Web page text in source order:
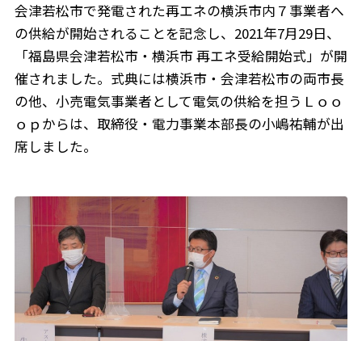
会津若松市で発電された再エネの横浜市内７事業者へ
の供給が開始されることを記念し、2021年7月29日、
「福島県会津若松市・横浜市 再エネ受給開始式」が開
催されました。式典には横浜市・会津若松市の両市長
の他、小売電気事業者として電気の供給を担うＬｏｏ
ｏｐからは、取締役・電力事業本部長の小嶋祐輔が出
席しました。